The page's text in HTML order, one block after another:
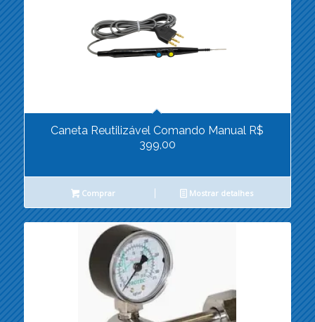
Caneta Reutilizável Comando Manual R$
399,00
Comprar Mostrar detalhes